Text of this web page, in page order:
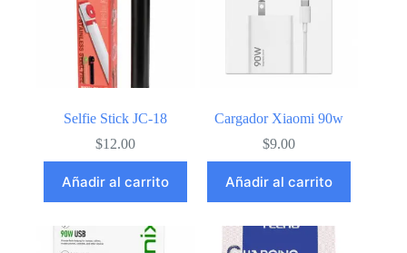
Selfie Stick JC-18
$12.00
Añadir al carrito
Cargador Xiaomi 90w
$9.00
Añadir al carrito